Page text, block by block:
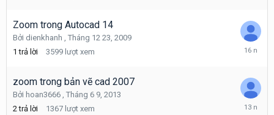
2009
Zoom trong Autocad 14
Bởi dienkhanh , Tháng 12 23, 2009
1 trả lời 3599 lượt xem
Tháng
2009
zoom trong bản vẽ cad 2007
Bởi hoan3666 , Tháng 6 9, 2013
2 trả lời 1367 lượt xem
Tháng